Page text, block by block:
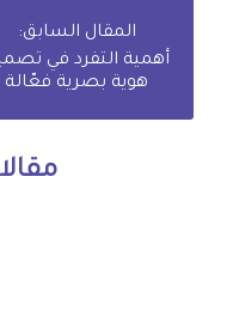
المقال السابق:
أهمية التفرد في
هوية بصرية فعّالة